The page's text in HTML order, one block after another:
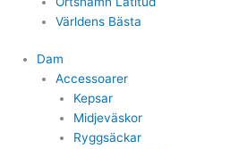
Världens Bästa
Dam
Accessoarer
Kepsar
Midjeväskor
Ryggsäckar